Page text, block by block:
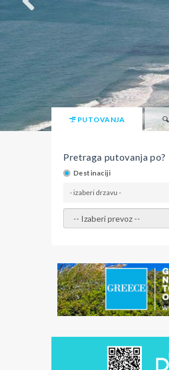
PUTOVANJA
Pretraga putovanja po?
Destinaciji
- izaberi drzavu -
- izaberi prevoz -